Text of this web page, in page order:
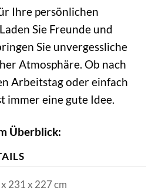
Ihre persönlichen
Sie Freunde und
Sie unvergessliche
Atmosphäre. Ob nach
Arbeitstag oder einfach
immer eine gute Idee.
Überblick:
231 x 227 cm